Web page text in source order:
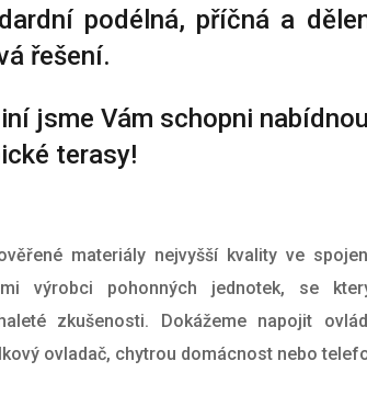
podélná, příčná a
řešení.
jsme Vám schopni
terasy!
materiály nejvyšší kvality ve
výrobci pohonných jednotek, se
zkušenosti. Dokážeme napojit
ovladač, chytrou domácnost nebo